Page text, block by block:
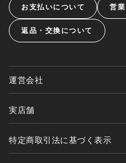
お支払いについて 営
返品・交換について
運営会社
実店舗
特定商取引法に基づく表示